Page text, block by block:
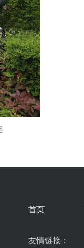
首页
友情链接：